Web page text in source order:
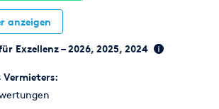
anzeigen
Exzellenz – 2026, 2025, 2024